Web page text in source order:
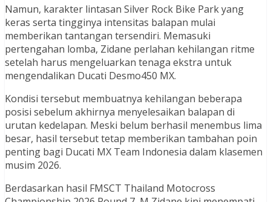
Namun, karakter lintasan Silver Rock Bike Park yang
keras serta tingginya intensitas balapan mulai
memberikan tantangan tersendiri. Memasuki
pertengahan lomba, Zidane perlahan kehilangan ritme
setelah harus mengeluarkan tenaga ekstra untuk
mengendalikan Ducati Desmo450 MX.
Kondisi tersebut membuatnya kehilangan beberapa
posisi sebelum akhirnya menyelesaikan balapan di
urutan kedelapan. Meski belum berhasil menembus lima
besar, hasil tersebut tetap memberikan tambahan poin
penting bagi Ducati MX Team Indonesia dalam klasemen
musim 2026.
Berdasarkan hasil FMSCT Thailand Motocross